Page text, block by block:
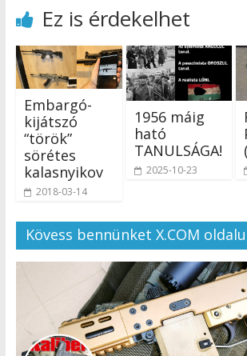
Ez is érdekelhet
Embargó-
kijátszó
“török”
sörétes
kalasnyikov
2018-03-14
1956 máig
ható
TANULSÁGA!
2025-10-23
Kövess bennünket X.COM